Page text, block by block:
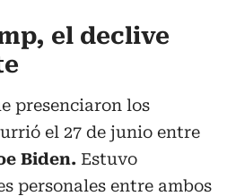
el declive
presenciaron los
el 27 de junio entre
Biden. Estuvo
personales entre ambos